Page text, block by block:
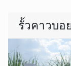
รั้วคาวบอ